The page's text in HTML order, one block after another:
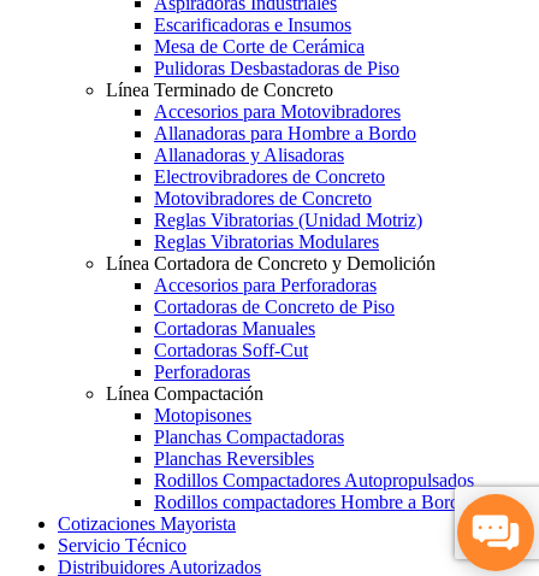
Escarificadoras e Insumos
Mesa de Corte de Cerámica
Pulidoras Desbastadoras de Piso
Línea Terminado de Concreto
Accesorios para Motovibradores
Allanadoras para Hombre a Bordo
Allanadoras y Alisadoras
Electrovibradores de Concreto
Motovibradores de Concreto
Reglas Vibratorias (Unidad Motriz)
Reglas Vibratorias Modulares
Línea Cortadora de Concreto y Demolición
Accesorios para Perforadoras
Cortadoras de Concreto de Piso
Cortadoras Manuales
Cortadoras Soff-Cut
Perforadoras
Línea Compactación
Motopisones
Planchas Compactadoras
Planchas Reversibles
Rodillos Compactadores Autopropulsados
Rodillos compactadores Hombre a Bordo
Cotizaciones Mayorista
Servicio Técnico
Distribuidores Autorizados